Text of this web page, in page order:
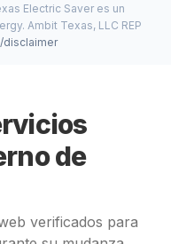
Electric Saver es un
Ambit Texas, LLC REP
disclaimer
de
verificados para